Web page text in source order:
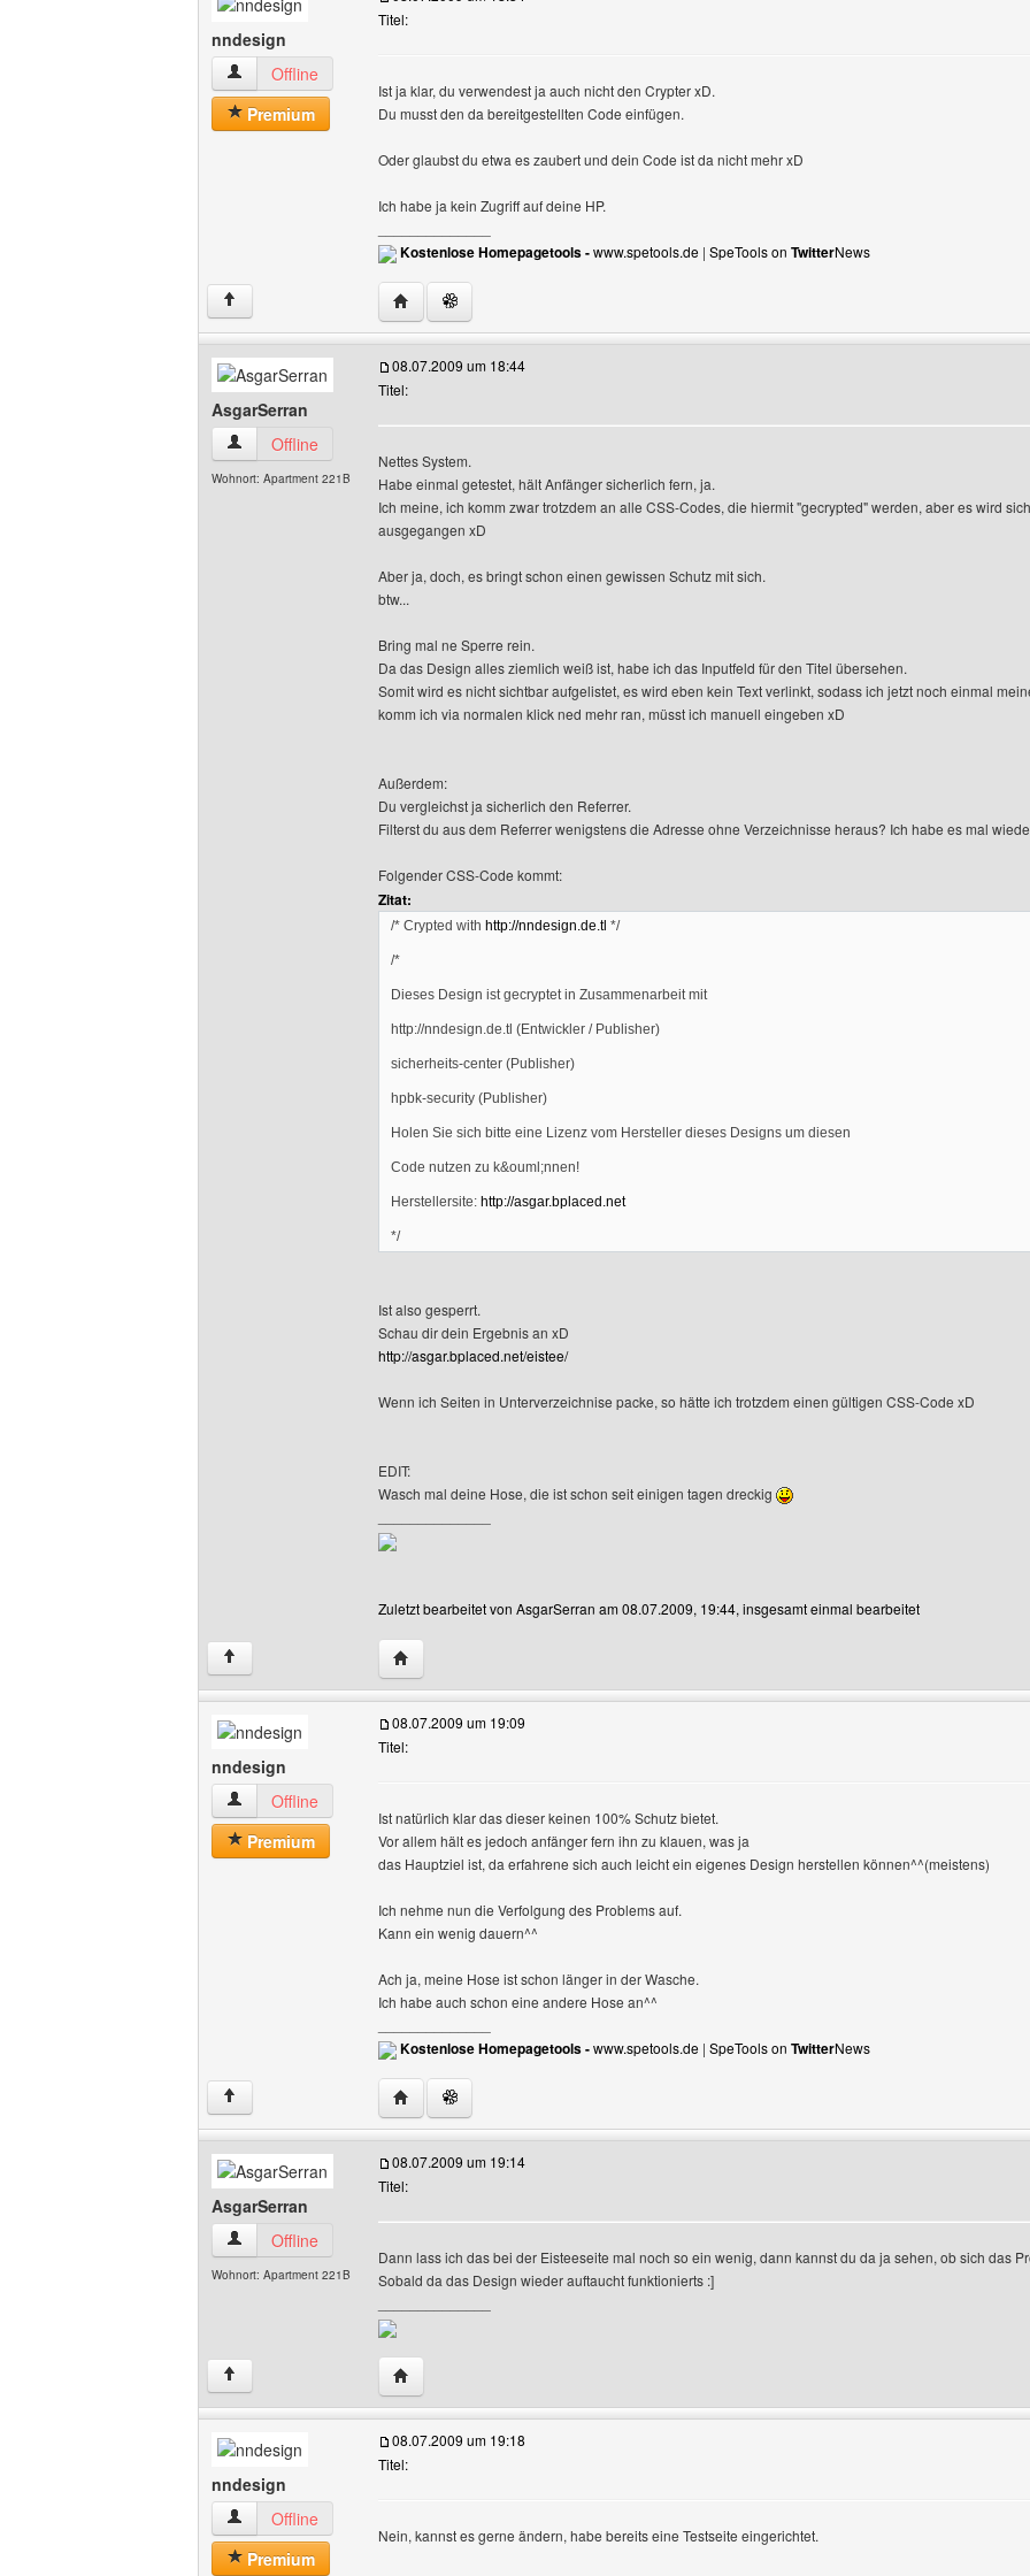
nndesign
nndesign Benutzer-Profile anzeigen
Offline
Premium
Titel:
Ist ja klar, du verwendest ja auch nicht den Crypter xD.
Du musst den da bereitgestellten Code einfügen.
Oder glaubst du etwa es zaubert und dein Code ist da nicht mehr xD
Ich habe ja kein Zugriff auf deine HP.
Kostenlose Homepagetools -www.spetools.de | SpeTools on TwitterNews
↑ Website dieses Benutzers besuchen: nndesign
AsgarSerran
AsgarSerran Benutzer-Profile anzeigen
Offline
Wohnort: Apartment 221B
08.07.2009 um 18:44
Titel:
Nettes System.
Habe einmal getestet, hält Anfänger sicherlich fern, ja.
Ich meine, ich komm zwar trotzdem an alle CSS-Codes, die hiermit "gecrypted" werden, aber es wird
ausgegangen xD
Aber ja, doch, es bringt schon einen gewissen Schutz mit sich.
btw...
Bring mal ne Sperre rein.
Da das Design alles ziemlich weiß ist, habe ich das Inputfeld für den Titel übersehen.
Somit wird es nicht sichtbar aufgelistet, es wird eben kein Text verlinkt, sodass ich jetzt noch einmal
komm ich via normalen klick ned mehr ran, müsst ich manuell eingeben xD
Außerdem:
Du vergleichst ja sicherlich den Referrer.
Filterst du aus dem Referrer wenigstens die Adresse ohne Verzeichnisse heraus? Ich habe es mal
Folgender CSS-Code kommt:
Zitat:
/* Crypted with http://nndesign.de.tl */
/*
Dieses Design ist gecryptet in Zusammenarbeit mit
http://nndesign.de.tl (Entwickler / Publisher)
sicherheits-center (Publisher)
hpbk-security (Publisher)
Holen Sie sich bitte eine Lizenz vom Hersteller dieses Designs um diesen
Code nutzen zu k&ouml;nnen!
Herstellersite: http://asgar.bplaced.net
*/
Ist also gesperrt.
Schau dir dein Ergebnis an xD
http://asgar.bplaced.net/eistee/
Wenn ich Seiten in Unterverzeichnise packe, so hätte ich trotzdem einen gültigen CSS-Code xD
EDIT:
Wasch mal deine Hose, die ist schon seit einigen tagen dreckig
Zuletzt bearbeitet von AsgarSerran am 08.07.2009, 19:44, insgesamt einmal bearbeitet
↑ Website dieses Benutzers besuchen: AsgarSerran
nndesign
nndesign Benutzer-Profile anzeigen
Offline
Premium
08.07.2009 um 19:09
Titel:
Ist natürlich klar das dieser keinen 100% Schutz bietet.
Vor allem hält es jedoch anfänger fern ihn zu klauen, was ja
das Hauptziel ist, da erfahrene sich auch leicht ein eigenes Design herstellen können^^(meistens)
Ich nehme nun die Verfolgung des Problems auf.
Kann ein wenig dauern^^
Ach ja, meine Hose ist schon länger in der Wasche.
Ich habe auch schon eine andere Hose an^^
Kostenlose Homepagetools -www.spetools.de | SpeTools on TwitterNews
↑ Website dieses Benutzers besuchen: nndesign
AsgarSerran
AsgarSerran Benutzer-Profile anzeigen
Offline
Wohnort: Apartment 221B
08.07.2009 um 19:14
Titel:
Dann lass ich das bei der Eisteeseite mal noch so ein wenig, dann kannst du da ja sehen, ob sich das
Sobald da das Design wieder auftaucht funktionierts :]
↑ Website dieses Benutzers besuchen: AsgarSerran
nndesign
nndesign Benutzer-Profile anzeigen
Offline
Premium
08.07.2009 um 19:18
Titel:
Nein, kannst es gerne ändern, habe bereits eine Testseite eingerichtet.